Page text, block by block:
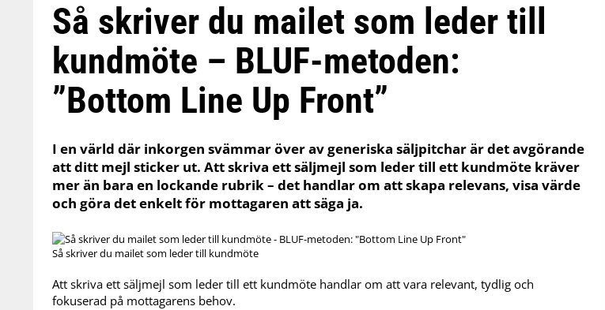
Så skriver du mailet som leder till
kundmöte – BLUF-metoden:
”Bottom Line Up Front”
I en värld där inkorgen svämmar över av generiska säljpitchar är det avgörande
att ditt mejl sticker ut. Att skriva ett säljmejl som leder till ett kundmöte kräver
mer än bara en lockande rubrik – det handlar om att skapa relevans, visa värde
och göra det enkelt för mottagaren att säga ja.
Så skriver du mailet som leder till kundmöte
Att skriva ett säljmejl som leder till ett kundmöte handlar om att vara relevant, tydlig och
fokuserad på mottagarens behov. ​